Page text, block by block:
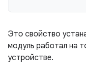
Это свойство
модуль работал на
устройстве.